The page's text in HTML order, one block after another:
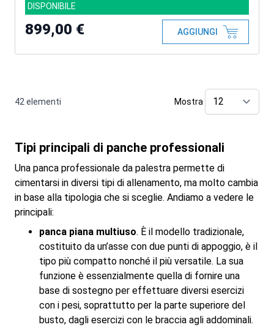
DISPONIBILE
899,00 € AGGIUNGI
42elementi Mostra
Tipi principali di panche professionali
Una panca professionale da palestra permette di
cimentarsi in diversi tipi di allenamento, ma molto cambia
in base alla tipologia che si sceglie. Andiamo a vedere le
principali:
panca piana multiuso. È il modello tradizionale,
costituito da un’asse con due punti di appoggio, è il
tipo più compatto nonché il più versatile. La sua
funzione è essenzialmente quella di fornire una
base di sostegno per effettuare diversi esercizi
con i pesi, soprattutto per la parte superiore del
busto, dagli esercizi con le braccia agli addominali.